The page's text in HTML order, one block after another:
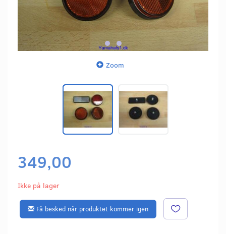
Zoom
349,00
Ikke på lager
Få besked når produktet kommer igen